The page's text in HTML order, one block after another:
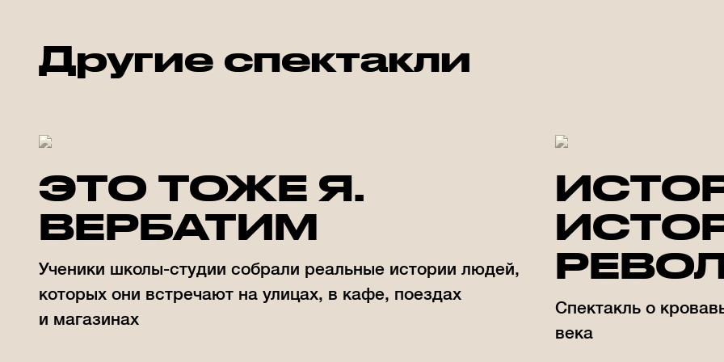
Другие спектакли
ЭТО ТОЖЕ Я.
ВЕРБАТИМ
Ученики школы-студии собрали реальные истории людей,
которых они встречают на улицах, в кафе, поездах
и магазинах
Спектакль о
века